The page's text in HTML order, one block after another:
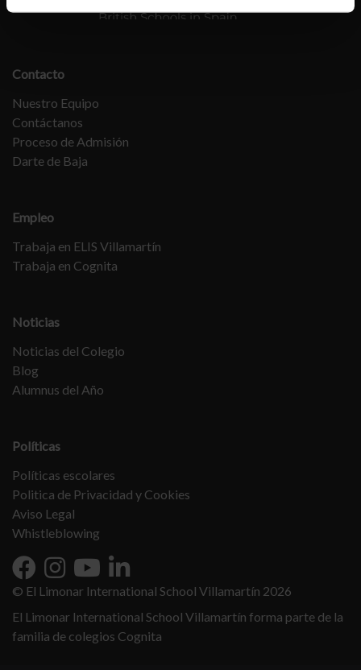
Contacto
Nuestro Equipo
Contáctanos
Proceso de Admisión
Darte de Baja
Empleo
Trabaja en ELIS Villamartín
Trabaja en Cognita
Noticias
Noticias del Colegio
Blog
Alumnus del Año
Políticas
Políticas escolares
Politica de Privacidad y Cookies
Aviso Legal
Whistleblowing
© El Limonar International School Villamartín 2026
El Limonar International School Villamartín forma parte de la
familia de colegios Cognita